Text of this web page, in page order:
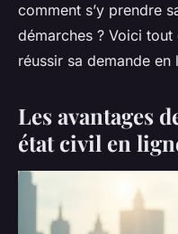
comment s’y prendre
démarches ? Voici
réussir sa demande en
Les avantages
état civil en